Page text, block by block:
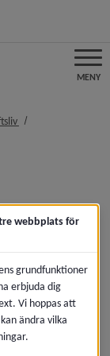
MENY
nivå i
anläggningar
en fastställd
fritidsnämnden,
taxor för
webbplats för
grundfunktioner
erbjuda dig
Vi hoppas att
ändra vilka